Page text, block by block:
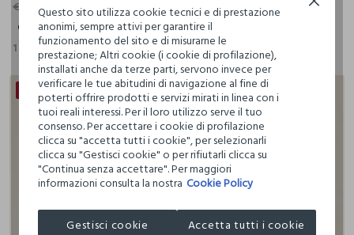
€ 17,99€ 4,49
6 9 12 18 24 36
1 Colori
€ 29,99€ 10,49
12 18
1 Colori
50% + 30% DI SCONTO 50% + 30% DI SCONTO
Questo sito utilizza cookie tecnici e di prestazione
anonimi, sempre attivi per garantire il
funzionamento del sito e di misurarne le
prestazione; Altri cookie (i cookie di profilazione),
installati anche da terze parti, servono invece per
verificare le tue abitudini di navigazione al fine di
poterti offrire prodotti e servizi mirati in linea con i
tuoi reali interessi. Per il loro utilizzo serve il tuo
consenso. Per accettare i cookie di profilazione
clicca su "accetta tutti i cookie", per selezionarli
clicca su "Gestisci cookie" o per rifiutarli clicca su
"Continua senza accettare". Per maggiori
informazioni consulta la nostra Cookie Policy
Gestisci cookie Accetta tutti i cookie
Continua senza accettare